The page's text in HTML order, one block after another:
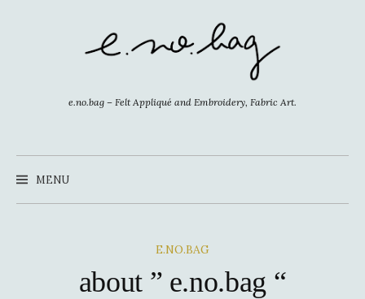
ッ
プ
e.no.bag – Felt Appliqué and Embroidery, Fabric Art.
MENU
E.NO.BAG
about ” e.no.bag “